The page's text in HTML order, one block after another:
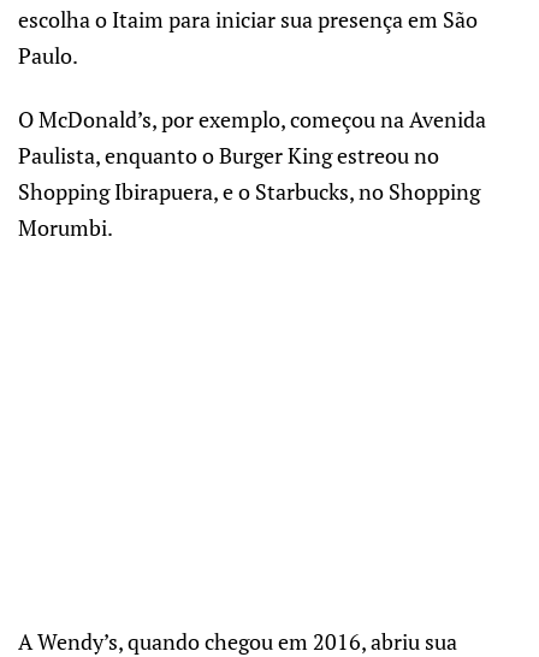
escolha o Itaim para iniciar sua presença em São
Paulo.
O McDonald’s, por exemplo, começou na Avenida
Paulista, enquanto o Burger King estreou no
Shopping Ibirapuera, e o Starbucks, no Shopping
Morumbi.
A Wendy’s, quando chegou em 2016, abriu sua